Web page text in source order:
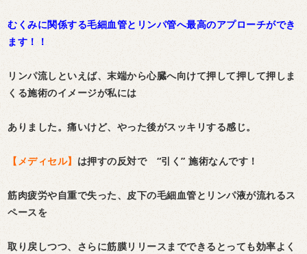
むくみに関係する毛細血管とリンパ管へ最高のアプローチができ
ます！！
リンパ流しといえば、末端から心臓へ向けて押して押して押しま
くる施術のイメージが私には
ありました。痛いけど、やった後がスッキリする感じ。
【メディセル】 は押すの反対で “引く” 施術なんです！
筋肉疲労や自重で失った、皮下の毛細血管とリンパ液が流れるス
ペースを
取り戻しつつ、さらに筋膜リリースまでできるとっても効率よく